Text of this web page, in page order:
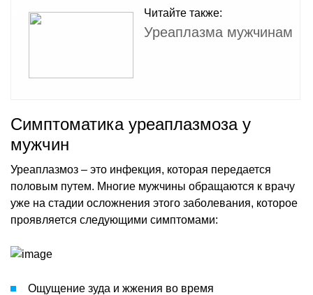
Читайте также:
Уреаплазма мужчинам
Симптоматика уреаплазмоза у
мужчин
Уреаплазмоз – это инфекция, которая передается
половым путем. Многие мужчины обращаются к врачу
уже на стадии осложнения этого заболевания, которое
проявляется следующими симптомами:
Ощущение зуда и жжения во время